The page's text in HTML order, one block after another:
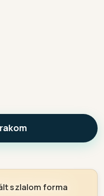
szlalom forma